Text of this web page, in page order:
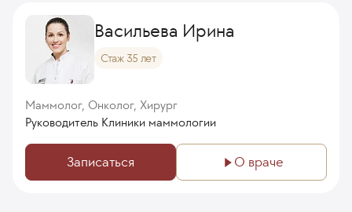
Васильева Ирина
Стаж 35 лет
Маммолог, Онколог, Хирург
Руководитель Клиники маммологии
Записаться О враче